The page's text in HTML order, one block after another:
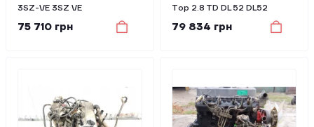
3SZ-VE 3SZ VE
75 710 грн
Top 2.8 TD DL 52 DL52
79 834 грн